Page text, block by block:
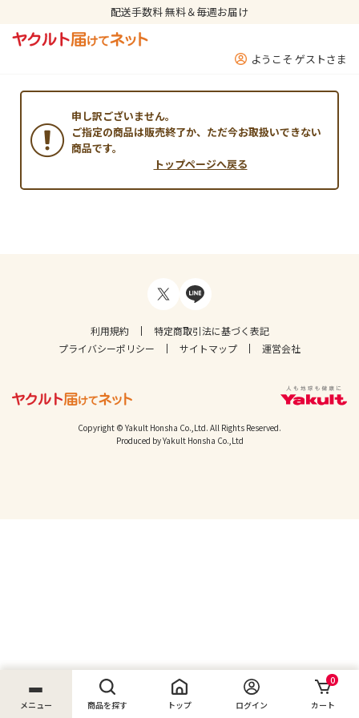
配送手数料 無料＆毎週お届け
ようこそ ゲストさま
メニュー 商品を探す トップ ログイン
0
カート
申し訳ございません。
ご指定の商品は販売終了か、ただ今お取扱いできない
商品です。
トップページへ戻る
利用規約
特定商取引法に基づく表記
プライバシーポリシー
サイトマップ 運営会社
Copyright © Yakult Honsha Co.,Ltd. All Rights Reserved.
Produced by Yakult Honsha Co.,Ltd